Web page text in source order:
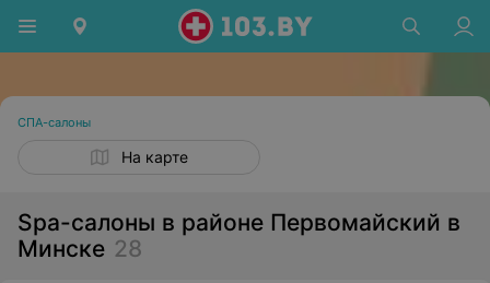
СПА-салоны
На карте
Spa-салоны в районе Первомайский в
Минске 28